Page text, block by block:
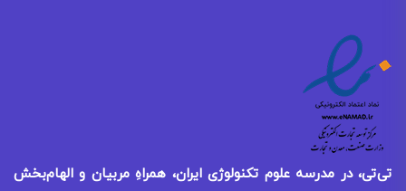
تی‌تی، در مدرسه علوم تکنولوژی ایران، همراهِ مربیان و الهام‌بخش